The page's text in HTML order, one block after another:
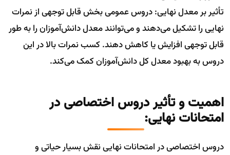
تأثیر بر معدل نهایی: دروس عمومی بخش قابل توجهی از نمرات
نهایی را تشکیل می‌دهند و می‌توانند معدل دانش‌آموزان را به طور
قابل توجهی افزایش یا کاهش دهند. کسب نمرات بالا در این
دروس به بهبود معدل کل دانش‌آموزان کمک می‌کند.
اهمیت و تأثیر دروس اختصاصی در
امتحانات نهایی:
دروس اختصاصی در امتحانات نهایی نقش بسیار حیاتی و